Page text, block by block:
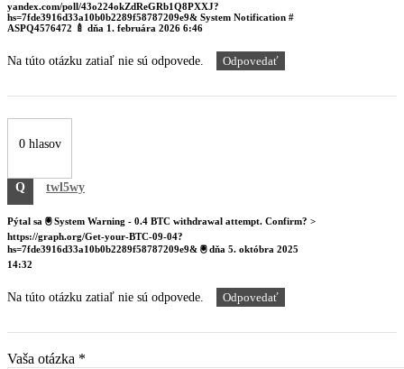
yandex.com/poll/43o224okZdReGRb1Q8PXXJ?
hs=7fde3916d33a10b0b2289f58787209e9& System Notification #
ASPQ4576472 🍼 dňa 1. februára 2026 6:46
Na túto otázku zatiaľ nie sú odpovede. Odpovedať
0 hlasov
Q twl5wy
Pýtal sa 🖲 System Warning - 0.4 BTC withdrawal attempt. Confirm? >
https://graph.org/Get-your-BTC-09-04?
hs=7fde3916d33a10b0b2289f58787209e9& 🖲dňa 5. októbra 2025
14:32
Na túto otázku zatiaľ nie sú odpovede. Odpovedať
Vaša otázka *